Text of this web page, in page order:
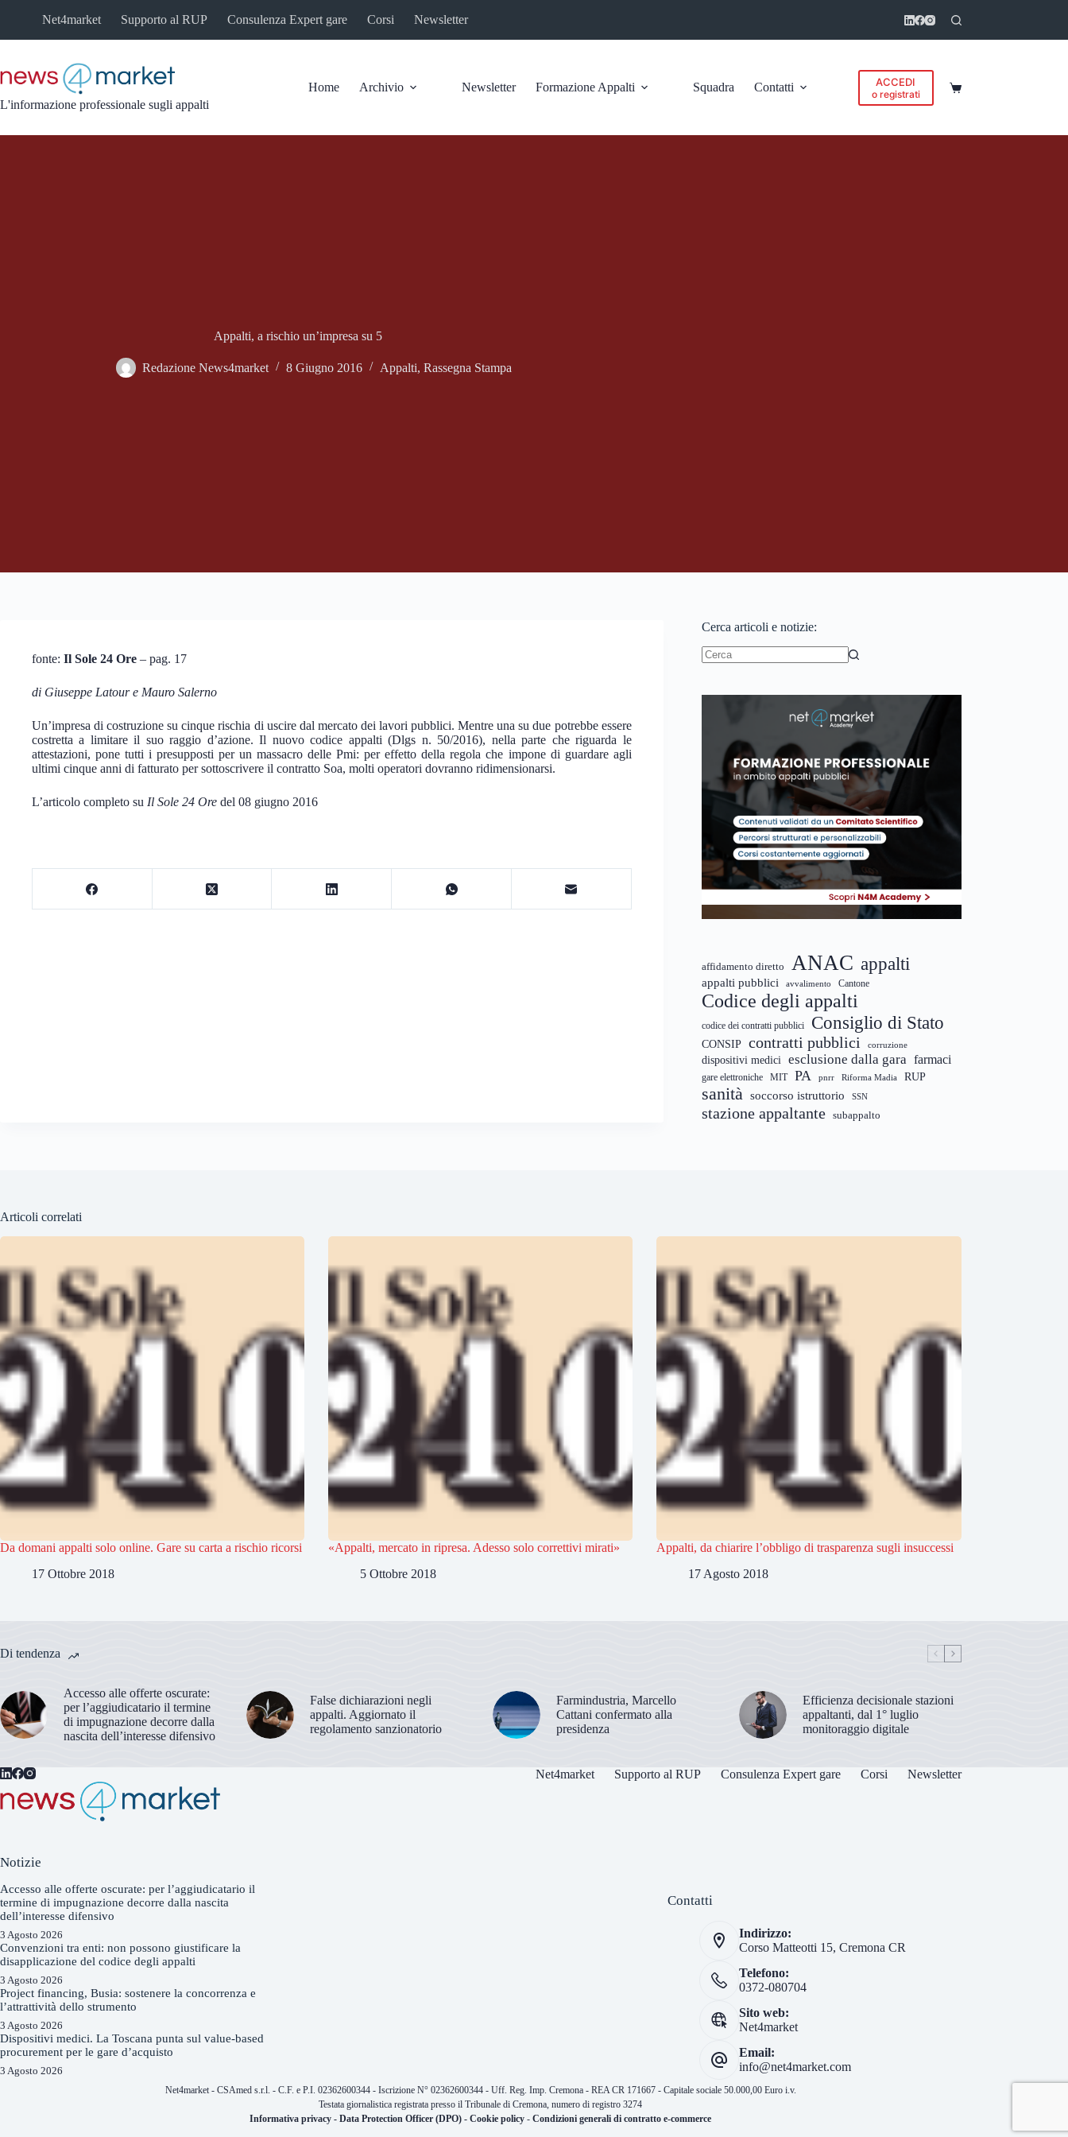
Net4market Supporto al RUP Consulenza Expert gare Corsi Newsletter
L'informazione professionale sugli appalti
Home Archivio Newsletter Formazione Appalti Squadra Contatti ACCEDI
o registrati Carrello
Appalti, a rischio un’impresa su 5
Redazione News4market 8 Giugno 2016 Appalti, Rassegna Stampa
fonte: Il Sole 24 Ore – pag. 17
di Giuseppe Latour e Mauro Salerno
Un’impresa di costruzione su cinque rischia di uscire dal mercato dei lavori pubblici. Mentre una su due potrebbe essere
costretta a limitare il suo raggio d’azione. Il nuovo codice appalti (Dlgs n. 50/2016), nella parte che riguarda le
attestazioni, pone tutti i presupposti per un massacro delle Pmi: per effetto della regola che impone di guardare agli
ultimi cinque anni di fatturato per sottoscrivere il contratto Soa, molti operatori dovranno ridimensionarsi.
L’articolo completo su Il Sole 24 Ore del 08 giugno 2016
Cerca articoli e notizie:
affidamento diretto ANAC appalti
appalti pubblici avvalimento Cantone
Codice degli appalti
codice dei contratti pubblici Consiglio di Stato
CONSIP contratti pubblici corruzione
dispositivi medici esclusione dalla gara farmaci
gare elettroniche MIT PA pnrr Riforma Madia RUP
sanità soccorso istruttorio SSN
stazione appaltante subappalto
Articoli correlati
Da domani appalti solo online. Gare su carta a rischio ricorsi
17 Ottobre 2018
«Appalti, mercato in ripresa. Adesso solo correttivi mirati»
5 Ottobre 2018
Appalti, da chiarire l’obbligo di trasparenza sugli insuccessi
17 Agosto 2018
Di tendenza
Accesso alle offerte oscurate:
per l’aggiudicatario il termine
di impugnazione decorre dalla
nascita dell’interesse difensivo
False dichiarazioni negli
appalti. Aggiornato il
regolamento sanzionatorio
Farmindustria, Marcello
Cattani confermato alla
presidenza
Efficienza decisionale stazioni
appaltanti, dal 1° luglio
monitoraggio digitale
Net4market Supporto al RUP Consulenza Expert gare Corsi Newsletter
Notizie
Accesso alle offerte oscurate: per l’aggiudicatario il
termine di impugnazione decorre dalla nascita
dell’interesse difensivo
3 Agosto 2026
Convenzioni tra enti: non possono giustificare la
disapplicazione del codice degli appalti
3 Agosto 2026
Project financing, Busia: sostenere la concorrenza e
l’attrattività dello strumento
3 Agosto 2026
Dispositivi medici. La Toscana punta sul value-based
procurement per le gare d’acquisto
3 Agosto 2026
Contatti
Indirizzo:
Corso Matteotti 15, Cremona CR
Telefono:
0372-080704
Sito web:
Net4market
Email:
info@net4market.com
Net4market - CSAmed s.r.l. - C.F. e P.I. 02362600344 - Iscrizione N° 02362600344 - Uff. Reg. Imp. Cremona - REA CR 171667 - Capitale sociale 50.000,00 Euro i.v.
Testata giornalistica registrata presso il Tribunale di Cremona, numero di registro 3274
Informativa privacy -Data Protection Officer (DPO) -Cookie policy -Condizioni generali di contratto e-commerce